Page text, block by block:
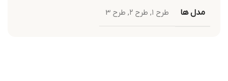
مدل ها طرح ۱ , طرح ۲ , طرح 3